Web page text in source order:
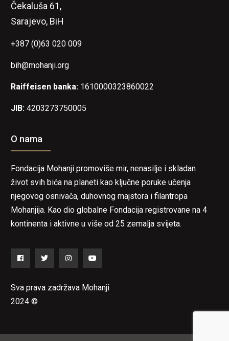
Čekaluša 61,
Sarajevo, BiH
+387 (0)63 020 009
bih@mohanji.org
Raiffeisen banka: 1610000323860022
JIB: 4203273750005
O nama
Fondacija Mohanji promoviše mir, nenasilje i skladan
život svih bića na planeti kao ključne poruke učenja
njegovog osnivača, duhovnog majstora i filantropa
Mohanjija. Kao dio globalne Fondacija registrovane na 4
kontinenta i aktivne u više od 25 zemalja svijeta.
Sva prava zadržava Mohanji
2024 ©